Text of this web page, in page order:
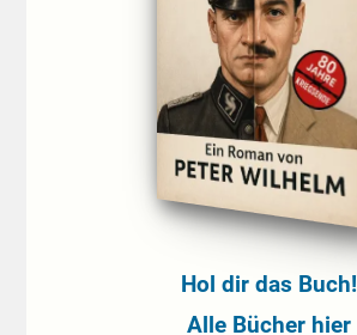
Hol dir das Buch!
Alle Bücher hier